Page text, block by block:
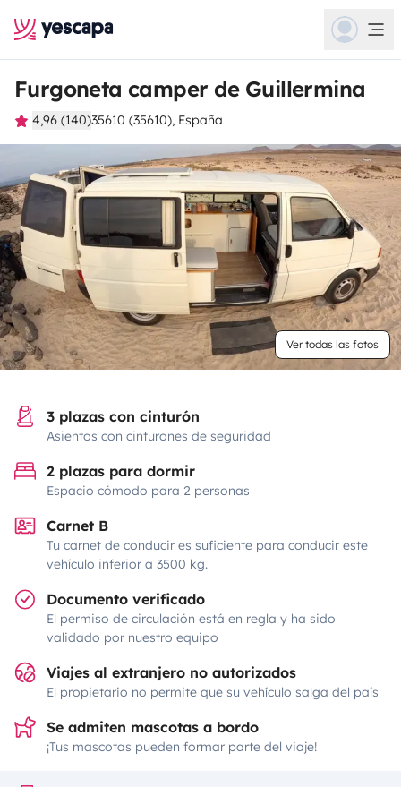
Furgoneta camper de Guillermina
4,96 (140)35610 (35610), España
Ver todas las fotos
3 plazas con cinturón
Asientos con cinturones de seguridad
2 plazas para dormir
Espacio cómodo para 2 personas
Carnet B
Tu carnet de conducir es suficiente para conducir este
vehículo inferior a 3500 kg.
Documento verificado
El permiso de circulación está en regla y ha sido
validado por nuestro equipo
Viajes al extranjero no autorizados
El propietario no permite que su vehículo salga del país
Se admiten mascotas a bordo
¡Tus mascotas pueden formar parte del viaje!